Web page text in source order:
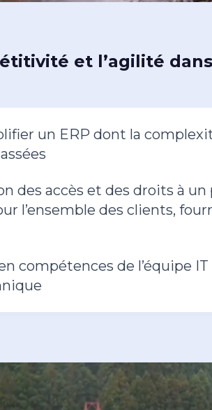
et l’agilité
un ERP dont la
des accès et des droits à un
l’ensemble des clients,
compétences de l’équipe